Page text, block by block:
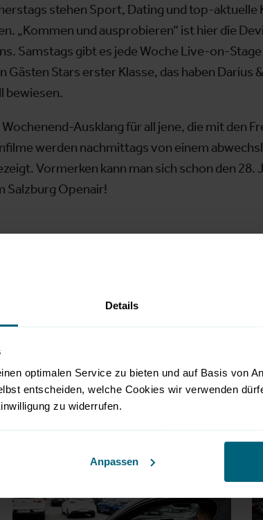
Details
optimalen Service zu bieten und auf Basis von
entscheiden, welche Cookies wir verwenden
zu widerrufen.
Anpassen
stehen Sport, Dating und top-aktuelle
„Kommen und ausprobieren“ ist hier die
Samstags gibt es jede Woche Live-on-
Stars erster Klasse, das haben Darius
bewiesen.
Ausklang für all jene, die mit den
werden nachmittags von einem
Vormerken kann man sich schon den 28.
Salzburg Openair!
erster Klasse, nicht nur was die
ist es ideal aus der Stadt und dem Umland